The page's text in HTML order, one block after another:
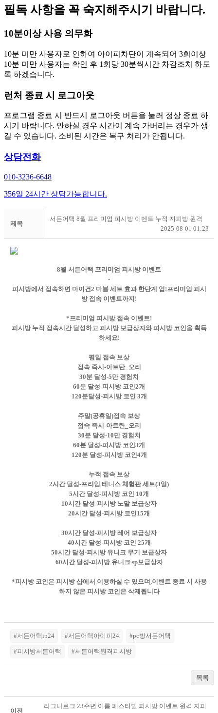
필독 사항을 꼭 숙지해주시기 바랍니다.
10분이상 사용 의무화
10분 미만 사용자로 인하여 아이피차단이 계속되어 3회이상
10분 미만 사용자는 확인 후 1회당 30분씩시간 차감조치 하도
록 하겠습니다.
런처 종료 시 로그아웃
프로그램 종료 시 반드시 로그아웃 버튼을 눌러 정상 종료 하
시기 바랍니다. 안하실 경우 시간이 계속 가버리는 경우가 생
길 수 있습니다. 소비된 시간은 복구 처리가 안됩니다.
상담전화
010-3236-6648
356일 24시간 상담가능합니다.
제목
서든어택 8월 프리미엄 피시방 이벤트 누적 지피방 원격
2025-08-01 01:23
8월 서든어택 프리미엄 피시방 이벤트
-
피시방에서 접속하면 마이건2 마블 세트 효과 한단계 업!프리미엄 피시
방 접속 이벤트까지!
*프리미엄 피시방 접속 이벤트!
피시방 누적 접속시간 달성하고 피시방 보급상자와 피시방 코인을 획득
하세요!
평일 접속 보상
접속 즉시-아트탄_오리
30분 달성-5만 경험치
60분 달성-피시방 코인2개
120분달성-피시방 코인 3개
주말(공휴일)접속 보상
접속 즉시-아트탄_오리
30분 달성-10만 경험치
60분 달성-피시방 코인3개
120분 달성-피시방 코인4개
누적 접속 보상
2시간 달성-프리임 테니스 체험판 세트(3일)
5시간 달성-피시방 코인 10개
10시간 달성-피시방 노말 보급상자
20시간 달성-피시방 코인15개
30시간 달성-피시방 레어 보급상자
40시간 달성-피시방 코인 25개
50시간 달성-피시방 유니크 무기 보급상자
60시간 달성-피시방 유니크 sp보급상자
*피시방 코인은 피시방 샵에서 이용하실 수 있으며,이벤트 종료 시 사용
하지 않은 피시방 코인은 삭제됩니다
#서든어택ip24 #서든어택아이피24 #pc방서든어택
#피시방서든어택 #서든어택원격피시방
목록
이전
라그나로크 23주년 여름 페스티벌 피시방 이벤트 원격 지피